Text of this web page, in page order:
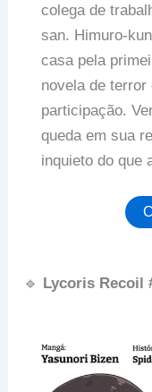
colega de
san. Himuro-
casa pela
novela de
participação.
queda em sua
inquieto do que
🔹 Lycoris Recoil